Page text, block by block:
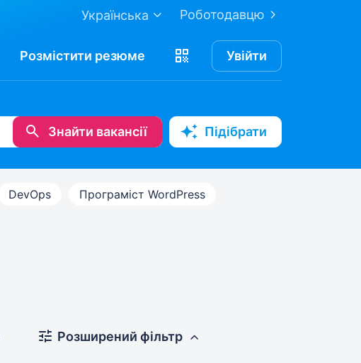
Роботодавцю
Українська
Розмістити резюме Увійти
Знайти вакансії Підібрати
DevOps Програміст WordPress
Розширений фільтр